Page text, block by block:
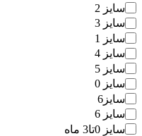
اندازه
سایز 2
سایز 3
سایز 1
سایز 4
سایز 5
سایز 0
سایز6
سایز 6
سایز 0تا3 ماه